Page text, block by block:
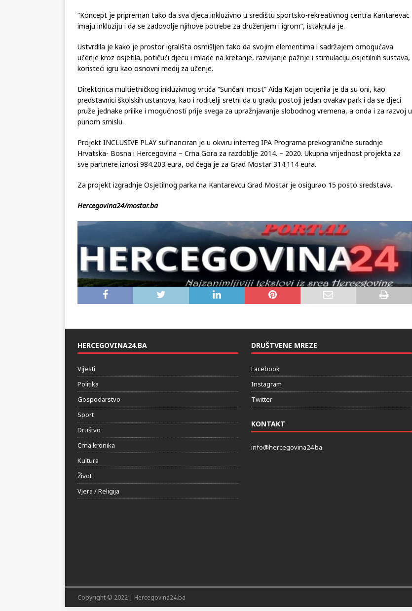
“Koncept je pripreman tako da sva djeca inkluzivno u središtu sportsko-rekreativnog centra Kantarevac
imaju inkluziju i da se zadovolje njihove potrebe za druženjem i igrom”, istaknula je.
Ustvrdila je kako je prostor igrališta osmišljen tako da svojim elementima i sadržajem omogućava
učenje kroz osjetila, potičući djecu i mlade na kretanje, razvijanje pažnje i stimulaciju osjetilnih sustava,
koristeći igru kao osnovni medij za učenje.
Direktorica multietničkog inkluzivnog vrtića “Sunčani most” Aida Kajan ocijenila je da su oni, kao
predstavnici školskih ustanova, kao i roditelji sretni da u gradu postoji jedan ovakav park i da se djeci
pruže jednake prilike i mogućnosti prije svega za upražnjavanje slobodnog vremena, a onda i za razvoj u
punom smislu.
Projekt INCLUSIVE PLAY sufinanciran je u okviru interreg IPA Programa prekogranične suradnje
Hrvatska- Bosna i Hercegovina – Crna Gora za razdoblje 2014. – 2020. Ukupna vrijednost projekta za
sve partnere iznosi 984.203 eura, od čega je za Grad Mostar 314.114 eura.
Za projekt izgradnje Osjetilnog parka na Kantarevcu Grad Mostar je osigurao 15 posto sredstava.
Hercegovina24/mostar.ba
HERCEGOVINA24.BA
Vijesti
Politika
Gospodarstvo
Sport
Društvo
Crna kronika
Kultura
Život
Vjera / Religija
DRUŠTVENE MREZE
Facebook
Instagram
Twitter
KONTAKT
info@hercegovina24.ba
Copyright © 2022 | Hercegovina24.ba